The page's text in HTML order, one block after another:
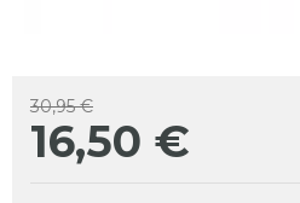
30,95 €
16,50 €